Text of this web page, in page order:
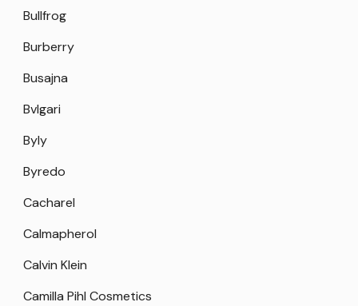
Bullfrog
Burberry
Busajna
Bvlgari
Byly
Byredo
Cacharel
Calmapherol
Calvin Klein
Camilla Pihl Cosmetics